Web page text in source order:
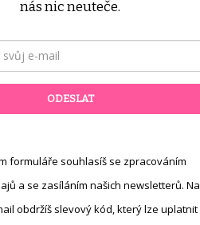
nás nic neuteče.
ODESLAT
formuláře souhlasíš se zpracováním
a se zasíláním našich newsletterů. Na
obdržíš slevový kód, který lze uplatnit